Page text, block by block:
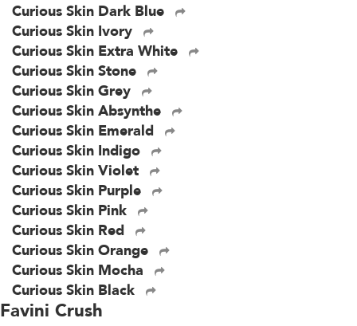
Curious Skin Dark Blue
Curious Skin Ivory
Curious Skin Extra White
Curious Skin Stone
Curious Skin Grey
Curious Skin Absynthe
Curious Skin Emerald
Curious Skin Indigo
Curious Skin Violet
Curious Skin Purple
Curious Skin Pink
Curious Skin Red
Curious Skin Orange
Curious Skin Mocha
Curious Skin Black
Favini Crush